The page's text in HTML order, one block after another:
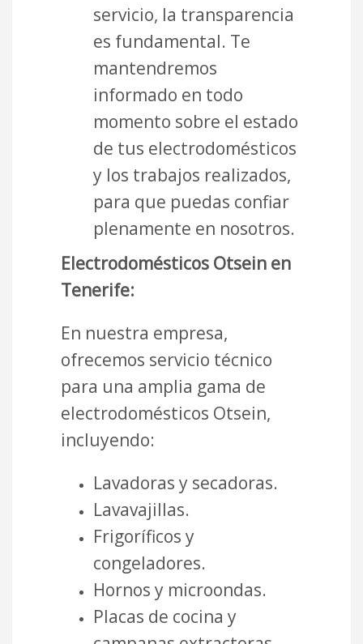
servicio, la transparencia
es fundamental. Te
mantendremos
informado en todo
momento sobre el estado
de tus electrodomésticos
y los trabajos realizados,
para que puedas confiar
plenamente en nosotros.
Electrodomésticos Otsein en
Tenerife:
En nuestra empresa,
ofrecemos servicio técnico
para una amplia gama de
electrodomésticos Otsein,
incluyendo:
Lavadoras y secadoras.
Lavavajillas.
Frigoríficos y
congeladores.
Hornos y microondas.
Placas de cocina y